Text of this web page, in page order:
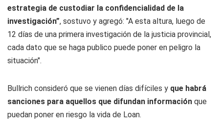
estrategia de custodiar la confidencialidad de la
investigación”, sostuvo y agregó: "A esta altura, luego de
12 días de una primera investigación de la justicia provincial,
cada dato que se haga publico puede poner en peligro la
situación".
Bullrich consideró que se vienen días difíciles y que habrá
sanciones para aquellos que difundan información que
puedan poner en riesgo la vida de Loan.